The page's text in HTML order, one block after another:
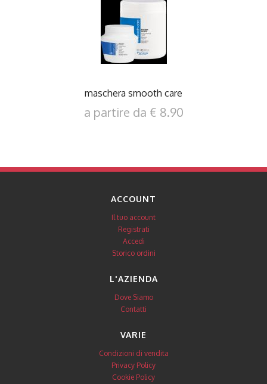
DETTAGLI
maschera smooth care
a partire da € 8.90
ACCOUNT
Il tuo account
Registrati
Accedi
Storico ordini
L'AZIENDA
Dove Siamo
Contatti
VARIE
Condizioni di vendita
Privacy Policy
Cookie Policy